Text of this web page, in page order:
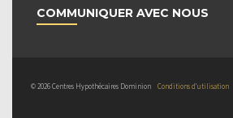
COMMUNIQUER AVEC NOUS
© 2026 Centres Hypothécaires Dominion Conditions d’utilisation